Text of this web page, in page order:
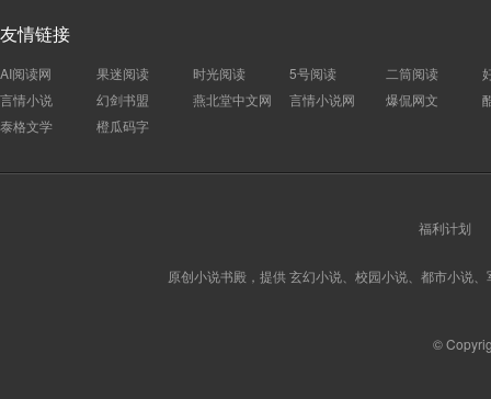
友情链接
AI阅读网 果迷阅读 时光阅读 5号阅读 二筒阅读
言情小说
幻剑书盟 燕北堂中文网 言情小说网 爆侃网文
泰格文学
橙瓜码字
福利计划
原创小说书殿，提供 玄幻小说、校园小说、都市小说
©